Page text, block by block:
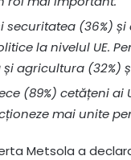
securitatea (36%)
la nivelul UE.
agricultura (32%)
(89%) cetățeni ai
mai unite
Metsola a